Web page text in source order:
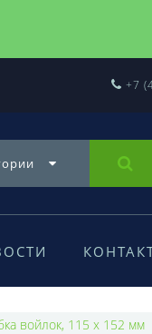
+7
войлок, 115 x 152 мм